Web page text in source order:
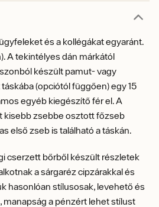
és a kollégákat egyaránt.
A tekintélyes dán márkától
készült pamut- vagy
(opciótól függően) egy 15
egyéb kiegészítő fér el. A
kisebb zsebbe osztott főzseb
első zseb is található a táskán.
cserzett bőrből készült részletek
a sárgaréz cipzárakkal és
hasonlóan stílusosak, levehető és
manapság a pénzért lehet stílust